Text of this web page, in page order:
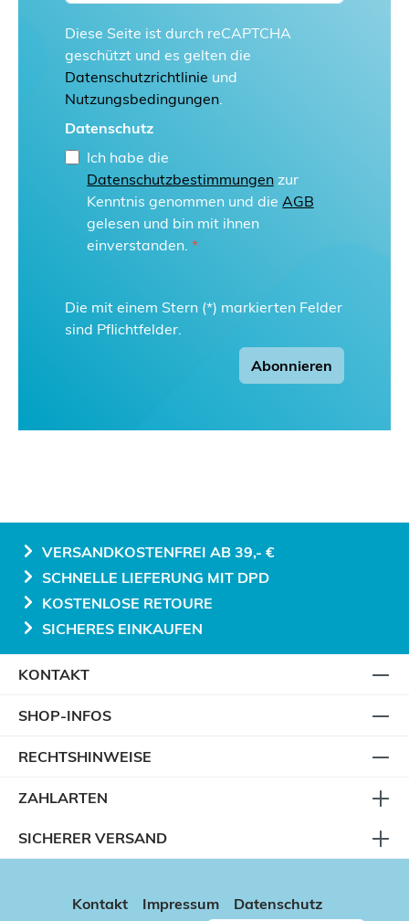
Diese Seite ist durch reCAPTCHA
geschützt und es gelten die
Datenschutzrichtlinie und
Nutzungsbedingungen.
Datenschutz
Ich habe die
Datenschutzbestimmungen zur
Kenntnis genommen und die AGB
gelesen und bin mit ihnen
einverstanden. *
Die mit einem Stern (*) markierten Felder
sind Pflichtfelder.
Abonnieren
VERSANDKOSTENFREI AB 39,- €
SCHNELLE LIEFERUNG MIT DPD
KOSTENLOSE RETOURE
SICHERES EINKAUFEN
KONTAKT
SHOP-INFOS
RECHTSHINWEISE
ZAHLARTEN
SICHERER VERSAND
Kontakt Impressum Datenschutz